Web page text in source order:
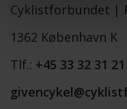
Cyklistforbundet |
1362 København K
Tlf.: +45 33 32 31 21